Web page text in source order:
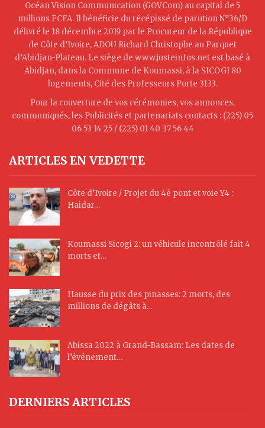
Océan Vision Communication (GOVCom) au capital de 5
millions FCFA. Il bénéficie du récépissé de parution N°36/D
délivré le 18 décembre 2019 par le Procureur de la République
de Côte d’Ivoire, ADOU Richard Christophe au Parquet
d’Abidjan-Plateau. Le siège de www.justeinfos.net est basé à
Abidjan, dans la Commune de Koumassi, à la SICOGI 80
logements, Cité des Professeurs Porte 3133.
Pour la couverture de vos cérémonies, vos annonces,
communiqués, les Publicités et partenariats contacts : (225) 05
06 53 14 25 / (225) 01 40 37 56 44
ARTICLES EN VEDETTE
Côte d’Ivoire / Projet du 4è pont et voie Y4 :
Haidar…
Koumassi Sicogi 2: un véhicule incontrôlé fait 4
morts et…
Hausse du prix des pinasses: 2 morts, des
millions de dégâts à…
Abissa 2022 à Grand-Bassam: Les dates de
l’événement…
DERNIERS ARTICLES